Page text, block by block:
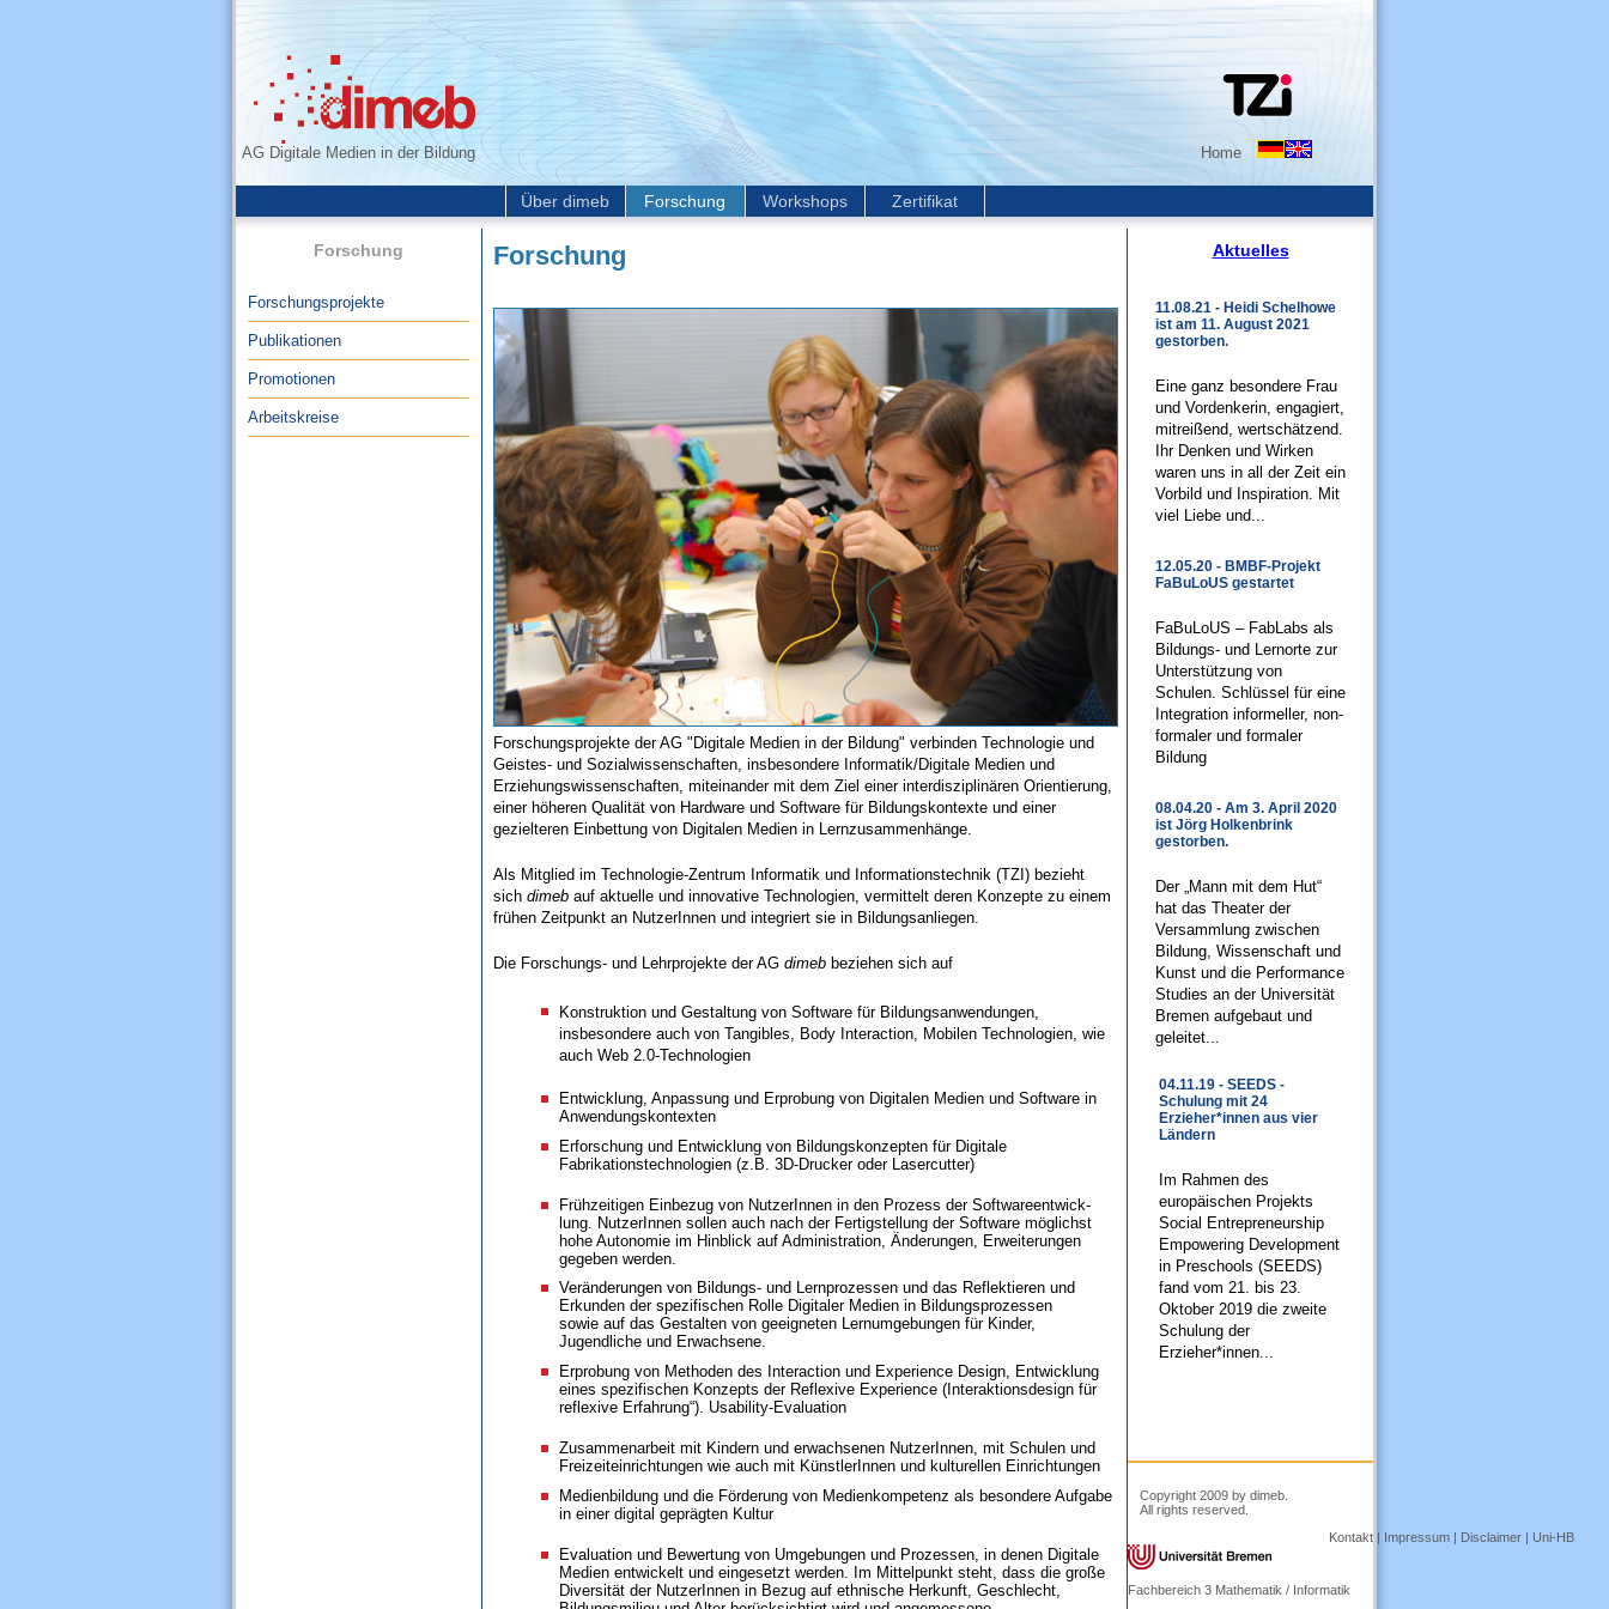
AG Digitale Medien in der Bildung Home
Über dimeb Forschung Workshops Zertifikat
Forschung
Forschungsprojekte
Publikationen
Promotionen
Arbeitskreise
Forschung
Forschungsprojekte der AG "Digitale Medien in der Bildung" verbinden Technologie und
Geistes- und Sozialwissenschaften, insbesondere Informatik/Digitale Medien und
Erziehungswissenschaften, miteinander mit dem Ziel einer interdisziplinären Orientierung,
einer höheren Qualität von Hardware und Software für Bildungskontexte und einer
gezielteren Einbettung von Digitalen Medien in Lernzusammenhänge.
Als Mitglied im Technologie-Zentrum Informatik und Informationstechnik (TZI) bezieht
sich dimeb auf aktuelle und innovative Technologien, vermittelt deren Konzepte zu einem
frühen Zeitpunkt an NutzerInnen und integriert sie in Bildungsanliegen.
Die Forschungs- und Lehrprojekte der AG dimeb beziehen sich auf
Konstruktion und Gestaltung von Software für Bildungsanwendungen,
insbesondere auch von Tangibles, Body Interaction, Mobilen Technologien, wie
auch Web 2.0-Technologien
Entwicklung, Anpassung und Erprobung von Digitalen Medien und Software in
Anwendungskontexten
Erforschung und Entwicklung von Bildungskonzepten für Digitale
Fabrikationstechnologien (z.B. 3D-Drucker oder Lasercutter)
Frühzeitigen Einbezug von NutzerInnen in den Prozess der Software­entwick­
lung. NutzerInnen sollen auch nach der Fertigstellung der Software möglichst
hohe Autonomie im Hinblick auf Administration, Änderungen, Erweiterungen
gegeben werden.
Veränderungen von Bildungs- und Lernprozessen und das Reflektieren und
Erkunden der spezifischen Rolle Digitaler Medien in Bildungsprozessen
sowie auf das Gestalten von geeigneten Lernumgebungen für Kinder,
Jugendliche und Erwachsene.
Erprobung von Methoden des Interaction und Experience Design, Entwicklung
eines spezifischen Konzepts der Reflexive Experience (Interaktionsdesign für
reflexive Erfahrung“) . Usability-Evaluation
Zusammenarbeit mit Kindern und erwachsenen NutzerInnen, mit Schulen und
Freizeiteinrichtungen wie auch mit KünstlerInnen und kulturellen Einrichtungen
Medienbildung und die Förderung von Medienkompetenz als besondere Aufgabe
in einer digital geprägten Kultur
Evaluation und Bewertung von Umgebungen und Prozessen, in denen Digitale
Medien entwickelt und eingesetzt werden. Im Mittelpunkt steht, dass die große
Diversität der NutzerInnen in Bezug auf ethnische Herkunft, Geschlecht,
Aktuelles
11.08.21 - Heidi Schelhowe
ist am 11. August 2021
gestorben.
Eine ganz besondere Frau
und Vordenkerin, engagiert,
mitreißend, wertschätzend.
Ihr Denken und Wirken
waren uns in all der Zeit ein
Vorbild und Inspiration. Mit
viel Liebe und...
12.05.20 - BMBF-Projekt
FaBuLoUS gestartet
FaBuLoUS – FabLabs als
Bildungs- und Lernorte zur
Unterstützung von
Schulen. Schlüssel für eine
Integration informeller, non-
formaler und formaler
Bildung
08.04.20 - Am 3. April 2020
ist Jörg Holkenbrink
gestorben.
Der „Mann mit dem Hut“
hat das Theater der
Versammlung zwischen
Bildung, Wissenschaft und
Kunst und die Performance
Studies an der Universität
Bremen aufgebaut und
geleitet...
04.11.19 - SEEDS -
Schulung mit 24
Erzieher*innen aus vier
Ländern
Im Rahmen des
europäischen Projekts
Social Entrepreneurship
Empowering Development
in Preschools (SEEDS)
fand vom 21. bis 23.
Oktober 2019 die zweite
Schulung der
Erzieher*innen...
Copyright 2009 by dimeb.
All rights reserved.
Kontakt| Impressum| Disclaimer| Uni-HB
Fachbereich 3 Mathematik / Informatik